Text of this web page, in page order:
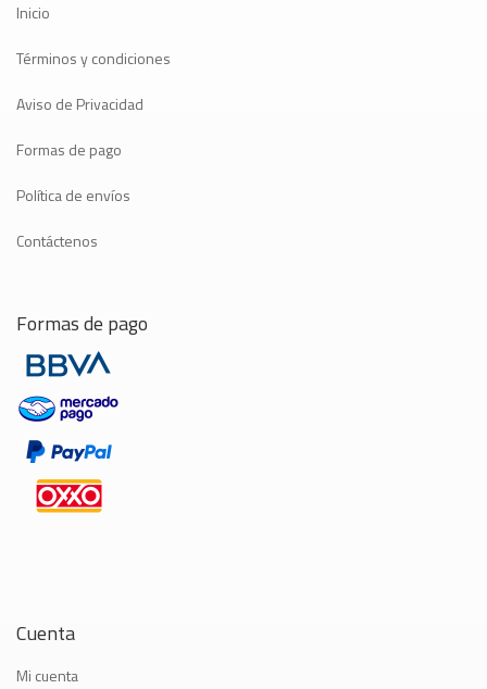
Inicio
Términos y condiciones
Aviso de Privacidad
Formas de pago
Política de envíos
Contáctenos
Formas de pago
Cuenta
Mi cuenta